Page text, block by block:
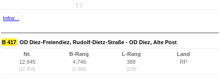
(-)
Infos...
B 417 OD Diez-Freiendiez, Rudolf-Dietz-Straße - OD Diez, Alte Post
Nr.
12.945
(12.954)
B-Rang
4.746
(2.389)
L-Rang
388
(228)
Land
RP